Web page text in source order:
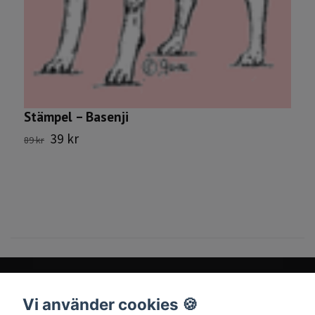
Stämpel – Basenji
89 kr 39 kr
Vi använder cookies 🍪